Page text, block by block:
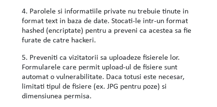
4. Parolele si informatiile private nu trebuie tinute in
format text in baza de date. Stocati-le intr-un format
hashed (encriptate) pentru a preveni ca acestea sa fie
furate de catre hackeri.
5. Preveniti ca vizitatorii sa uploadeze fisierele lor.
Formularele care permit upload-ul de fisiere sunt
automat o vulnerabilitate. Daca totusi este necesar,
limitati tipul de fisiere (ex. JPG pentru poze) si
dimensiunea permisa.